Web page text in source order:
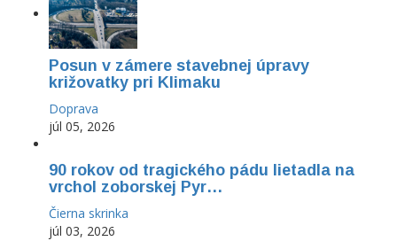
Posun v zámere stavebnej úpravy
križovatky pri Klimaku
Doprava
júl 05, 2026
90 rokov od tragického pádu lietadla na
vrchol zoborskej Pyr…
Čierna skrinka
júl 03, 2026